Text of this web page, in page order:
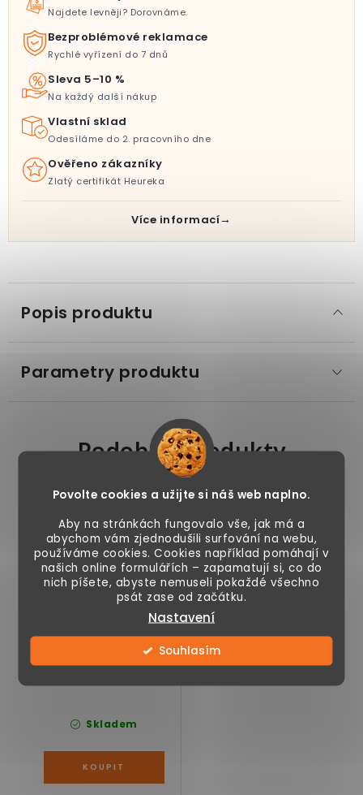
Povolte cookies a užijte si náš web naplno.
Aby na stránkách fungovalo vše, jak má a
abychom vám zjednodušili surfování na webu,
používáme cookies. Cookies například pomáhají v
našich online formulářích – zapamatují si, co do
nich píšete, abyste nemuseli pokaždé všechno
psát zase od začátku.
Nastavení
Souhlasím
Najdete levněji? Dorovnáme.
Bezproblémové reklamace
Rychlé vyřízení do 7 dnů
Sleva 5–10 %
Na každý další nákup
Vlastní sklad
Odesíláme do 2. pracovního dne
Ověřeno zákazníky
Zlatý certifikát Heureka
Více informací
Popis produktu
Parametry produktu
Podobné produkty
Orchidea v květináči
120 cm, fialová
Skladem
4 990 Kč